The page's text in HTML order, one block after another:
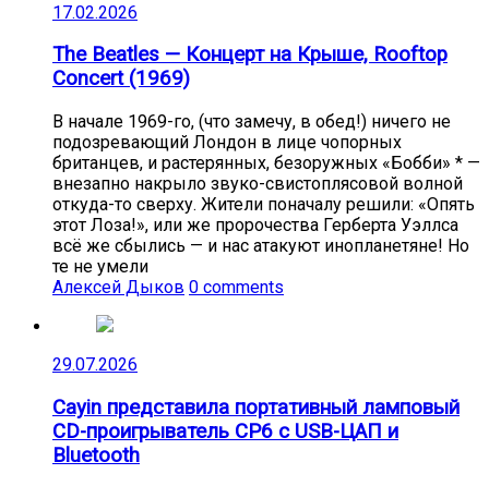
17.02.2026
The Beatles — Концерт на Крыше, Rooftop
Concert (1969)
В начале 1969-го, (что замечу, в обед!) ничего не
подозревающий Лондон в лице чопорных
британцев, и растерянных, безоружных «Бобби» * —
внезапно накрыло звуко-свистоплясовой волной
откуда-то сверху. Жители поначалу решили: «Опять
этот Лоза!», или же пророчества Герберта Уэллса
всё же сбылись — и нас атакуют инопланетяне! Но
те не умели
Алексей Дыков 0 comments
29.07.2026
Cayin представила портативный ламповый
CD-проигрыватель CP6 с USB-ЦАП и
Bluetooth